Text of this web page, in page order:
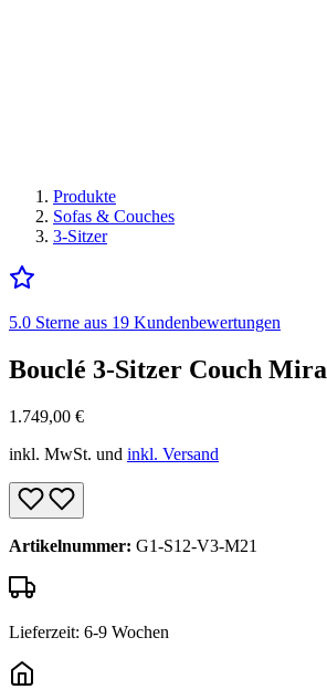
Produkte
Sofas & Couches
3-Sitzer
5.0 Sterne aus 19 Kundenbewertungen
Bouclé 3-Sitzer Couch Mira
1.749,00 €
inkl. MwSt. und inkl. Versand
Artikelnummer: G1-S12-V3-M21
Lieferzeit: 6-9 Wochen